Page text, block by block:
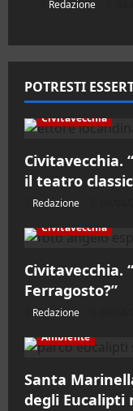
Redazione
POTRESTI
Civitavecchia
Civitavecchia.
il teatro
Redazione
Civitavecchia
Civitavecchia.
Ferragosto?”
Redazione
Ambiente
Santa
degli Eucalipti